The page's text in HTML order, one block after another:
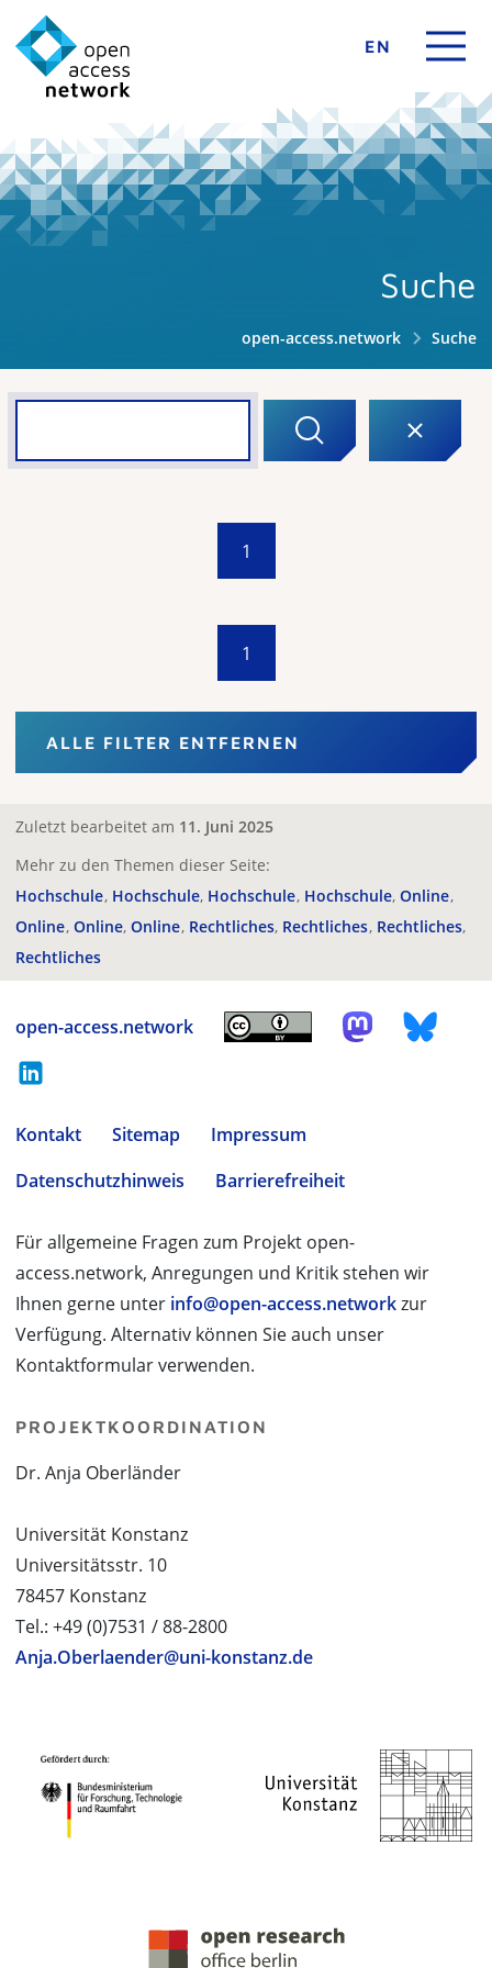
EN
Suche
open-access.network Suche
1
1
ALLE FILTER ENTFERNEN
Zuletzt bearbeitet am 11. Juni 2025
Mehr zu den Themen dieser Seite:
Hochschule Hochschule Hochschule Hochschule Online
Online Online Online Rechtliches Rechtliches Rechtliches
Rechtliches
open-access.network
Kontakt Sitemap
Impressum
Datenschutzhinweis
Barrierefreiheit
Für allgemeine Fragen zum Projekt open-
access.network, Anregungen und Kritik stehen wir
Ihnen gerne unter info@open-access.networkzur
Verfügung. Alternativ können Sie auch unser
Kontaktformular verwenden.
PROJEKTKOORDINATION
Dr. Anja Oberländer
Universität Konstanz
Universitätsstr. 10
78457 Konstanz
Tel.: +49 (0)7531 / 88-2800
Anja.Oberlaender@uni-konstanz.de